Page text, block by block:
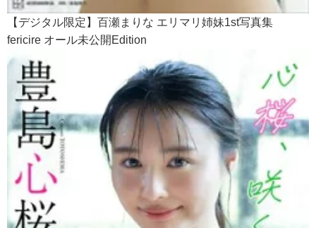
【デジタル限定】百瀬まりな エリマリ姉妹1st写真集
fericire オール未公開Edition